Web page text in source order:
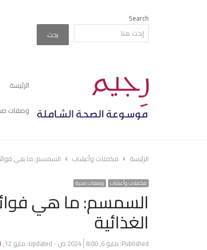
Search
بحث
الرئيسة
وصفات
الرئيسة مكملات وأعشاب السمسم: ما هي
مكملات وأعشاب وصفات صحية
السمسم: ما هي
الغذائية
Published: مايو 6, 2024 8:00 ص Updated: مايو 12, 2024